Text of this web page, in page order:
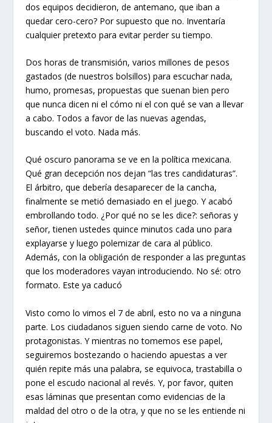
dos equipos decidieron, de antemano, que iban a
quedar cero-cero? Por supuesto que no. Inventaría
cualquier pretexto para evitar perder su tiempo.
Dos horas de transmisión, varios millones de pesos
gastados (de nuestros bolsillos) para escuchar nada,
humo, promesas, propuestas que suenan bien pero
que nunca dicen ni el cómo ni el con qué se van a llevar
a cabo. Todos a favor de las nuevas agendas,
buscando el voto. Nada más.
Qué oscuro panorama se ve en la política mexicana.
Qué gran decepción nos dejan “las tres candidaturas”.
El árbitro, que debería desaparecer de la cancha,
finalmente se metió demasiado en el juego. Y acabó
embrollando todo. ¿Por qué no se les dice?: señoras y
señor, tienen ustedes quince minutos cada uno para
explayarse y luego polemizar de cara al público.
Además, con la obligación de responder a las preguntas
que los moderadores vayan introduciendo. No sé: otro
formato. Este ya caducó
Visto como lo vimos el 7 de abril, esto no va a ninguna
parte. Los ciudadanos siguen siendo carne de voto. No
protagonistas. Y mientras no tomemos ese papel,
seguiremos bostezando o haciendo apuestas a ver
quién repite más una palabra, se equivoca, trastabilla o
pone el escudo nacional al revés. Y, por favor, quiten
esas láminas que presentan como evidencias de la
maldad del otro o de la otra, y que no se les entiende ni